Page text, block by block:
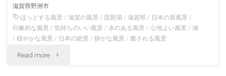
鮭
滋賀県野洲市
ほっとする風景 /滋賀の風景 / 琵琶湖 /滋賀県 / 日本の原風景 /
印象的な風景 /気持ちのいい風景 /水のある風景 /心地よい風景 /湖
/穏やかな風景 / 日本の絶景 / 静かな風景 /癒される風景
Read more "琵